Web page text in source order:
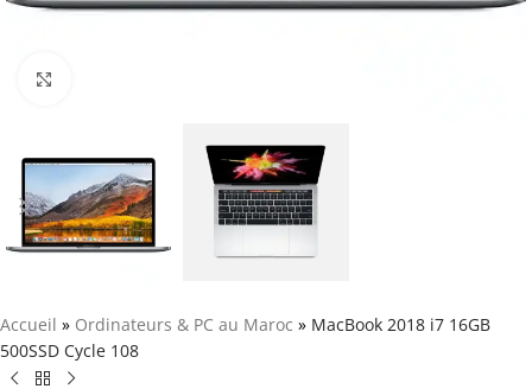
Accueil » Ordinateurs & PC au Maroc » MacBook 2018 i7 16GB
500SSD Cycle 108